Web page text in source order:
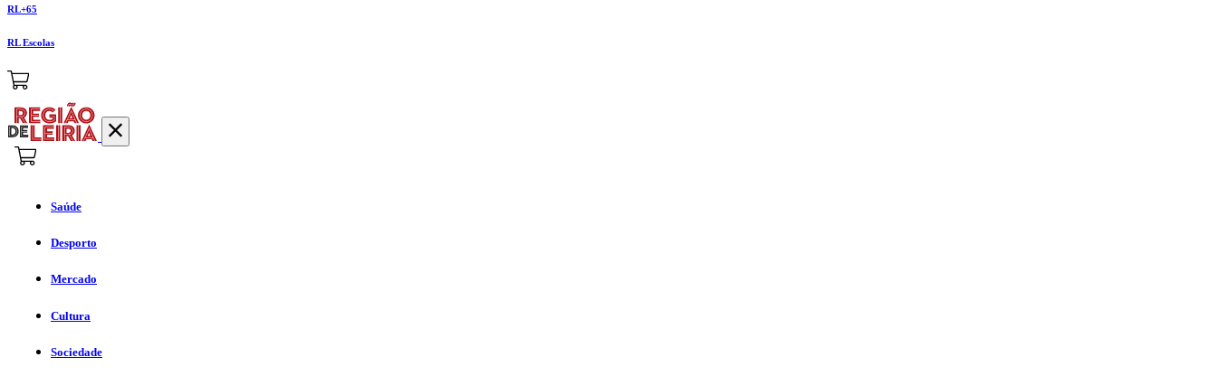
RL+65
RL Escolas
Saúde
Desporto
Mercado
Cultura
Sociedade